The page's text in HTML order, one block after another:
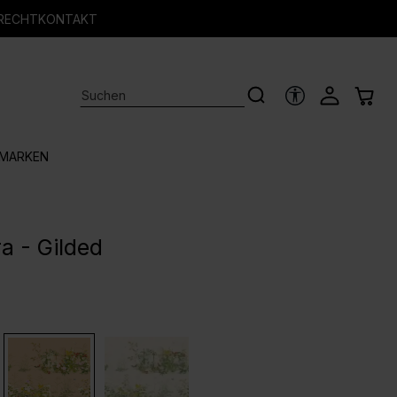
KONTAKT
HILFSTOOLS
MARKEN
- Gilded